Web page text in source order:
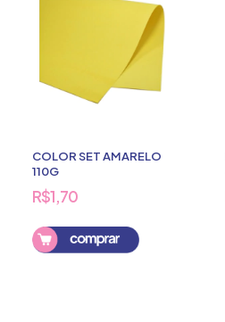
COLOR SET AMARELO
110G
R$1,70